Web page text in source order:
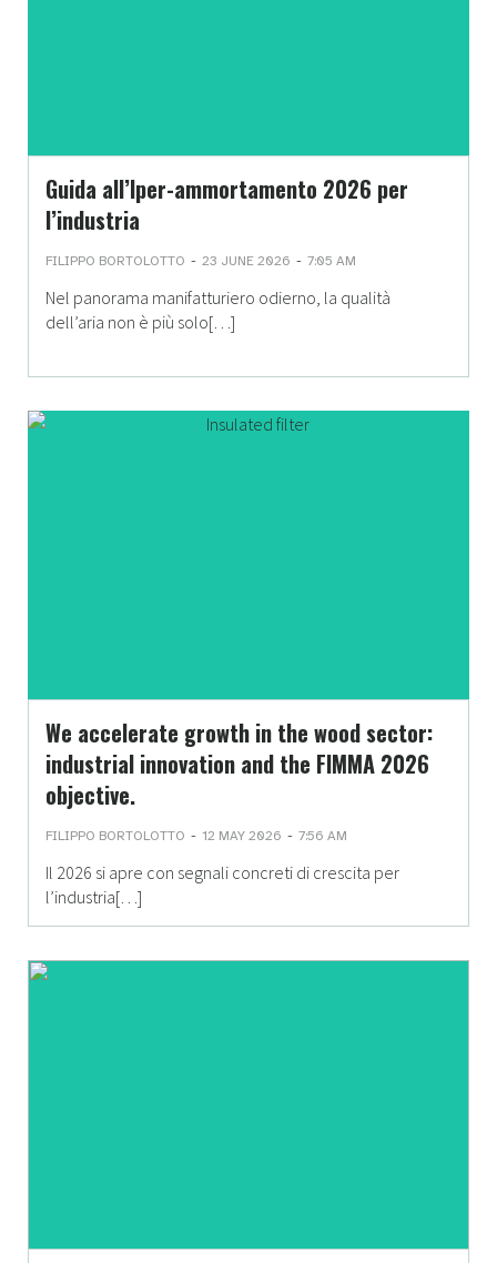
Guida all’Iper-ammortamento 2026 per
l’industria
FILIPPO BORTOLOTTO - 23 JUNE 2026 - 7:05 AM
Nel panorama manifatturiero odierno, la qualità
dell’aria non è più solo[…]
We accelerate growth in the wood sector:
industrial innovation and the FIMMA 2026
objective.
FILIPPO BORTOLOTTO - 12 MAY 2026 - 7:56 AM
Il 2026 si apre con segnali concreti di crescita per
l’industria[…]